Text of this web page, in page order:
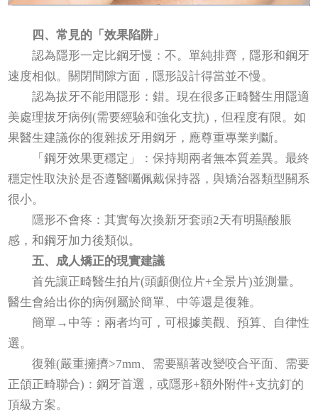
四、常見的「效果陷阱」
認為隱形一定比鋼牙慢：不。單純排齊，隱形和鋼牙
速度相似。關閉間隙方面，隱形設計得當並不慢。
認為拔牙不能用隱形：錯。現在很多正畸醫生用隱適
美處理拔牙病例(需要經驗和強化支抗)，但程度有限。如
果醫生建議你的復雜拔牙用鋼牙，應尊重專業判斷。
「鋼牙效果更穩定」：保持期兩者無本質差異。最終
穩定性取決於是否遵醫囑佩戴保持器，與矯治器類型關系
很小。
隱形不會疼：其實每次換新牙套頭2天有明顯酸脹
感，和鋼牙加力後類似。
五、成人矯正的現實建議
首先讓正畸醫生拍片(頭顱側位片+全景片)並測量。
醫生會給出你的病例屬於簡單、中等還是復雜。
簡單→中等：兩者均可，可根據美觀、預算、自律性
選。
復雜(嚴重擁擠>7mm、需要顯著改變咬合平面、需要
正頜正畸聯合)：鋼牙首選，或隱形+額外附件+支抗釘的
頂級方案。